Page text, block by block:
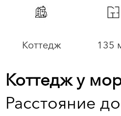
Коттедж 135
Коттедж у
Расстояние